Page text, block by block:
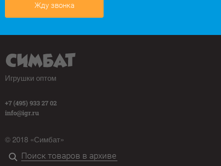
Жду звонка
Игрушки оптом
+7 (495) 933 27 02
info@igr.ru
© 2018 «Симбат»